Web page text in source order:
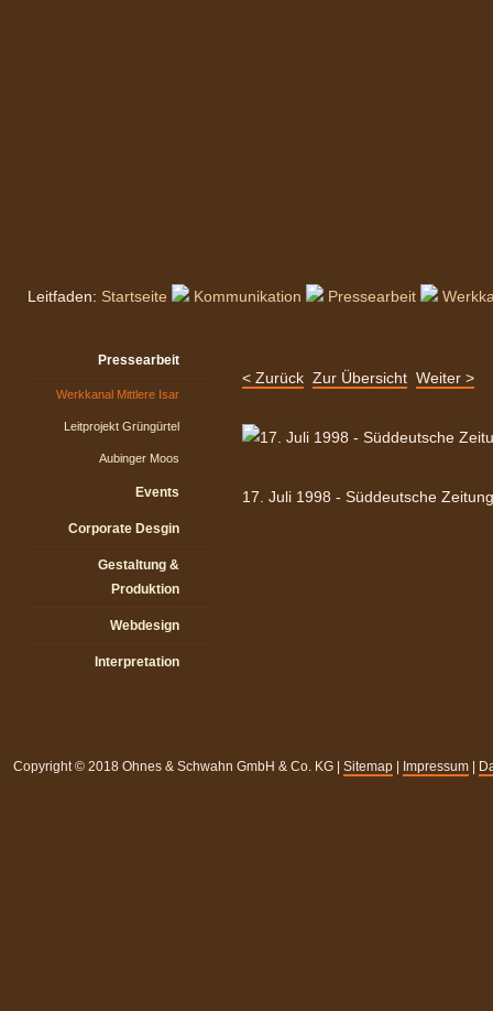
Leitfaden: Startseite Kommunikation Pressearbeit
Pressearbeit
Werkkanal Mittlere Isar
Leitprojekt Grüngürtel
Aubinger Moos
Events
Corporate Desgin
Gestaltung &
Produktion
Webdesign
Interpretation
< Zurück Zur Übersicht Weiter >
17. Juli 1998 - Süddeutsche Zeitung
Copyright © 2018 Ohnes & Schwahn GmbH & Co. KG | Sitemap Impressum